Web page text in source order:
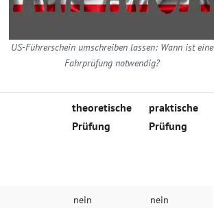
US-Führerschein umschreiben lassen: Wann ist eine
Fahrprüfung notwendig?
theoretische
Prüfung
praktische
Prüfung
nein nein